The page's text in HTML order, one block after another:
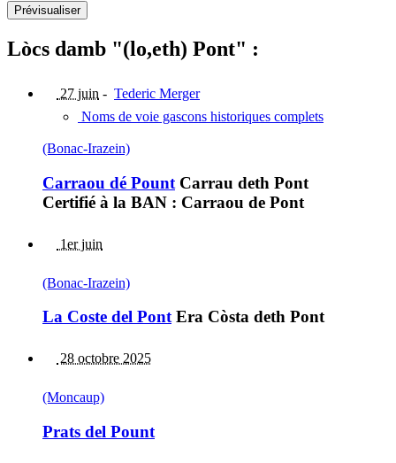
Lòcs damb "(lo,eth) Pont" :
27 juin - Tederic Merger
Noms de voie gascons historiques complets
(Bonac-Irazein)
Carraou dé Pount Carrau deth Pont
Certifié à la BAN : Carraou de Pont
1er juin
(Bonac-Irazein)
La Coste del PontEra Còsta deth Pont
28 octobre 2025
(Moncaup)
Prats del Pount